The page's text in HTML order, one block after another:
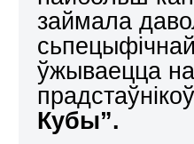
займала
ўжываецца на
Кубы”.